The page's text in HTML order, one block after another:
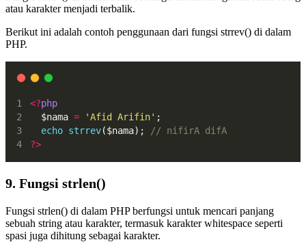
atau karakter menjadi terbalik.
Berikut ini adalah contoh penggunaan dari fungsi strrev() di dalam
PHP.
<?php
  $nama
= 'Afid Arifin' ;
echo strrev($nama);
// nifirA difA
?>
9. Fungsi strlen()
Fungsi strlen() di dalam PHP berfungsi untuk mencari panjang
sebuah string atau karakter, termasuk karakter whitespace seperti
spasi juga dihitung sebagai karakter.